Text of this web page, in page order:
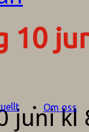
Om oss
10
juni kl